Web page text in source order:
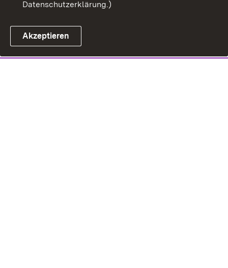
Datenschutzerklärung.)
Akzeptieren